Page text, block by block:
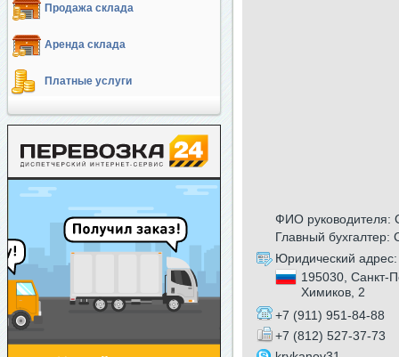
Продажа склада
Аренда склада
Платные услуги
ФИО руководителя:
Главный
Юридический адрес:
195030, Санкт-
Химиков, 2
+7 (911) 951-84-88
+7 (812) 527-37-73